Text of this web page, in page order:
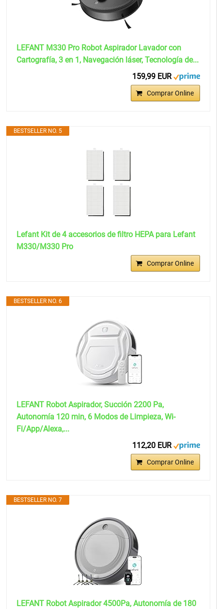
LEFANT M330 Pro Robot Aspirador Lavador con
Cartografía, 3 en 1, Navegación láser, Tecnología de...
159,99 EUR
Comprar Online
BESTSELLER NO. 5
Lefant Kit de 4 accesorios de filtro HEPA para Lefant
M330/M330 Pro
Comprar Online
BESTSELLER NO. 6
LEFANT Robot Aspirador, Succión 2200 Pa,
Autonomía 120 min, 6 Modos de Limpieza, Wi-
Fi/App/Alexa,...
112,20 EUR
Comprar Online
BESTSELLER NO. 7
LEFANT Robot Aspirador 4500Pa, Autonomía de 180